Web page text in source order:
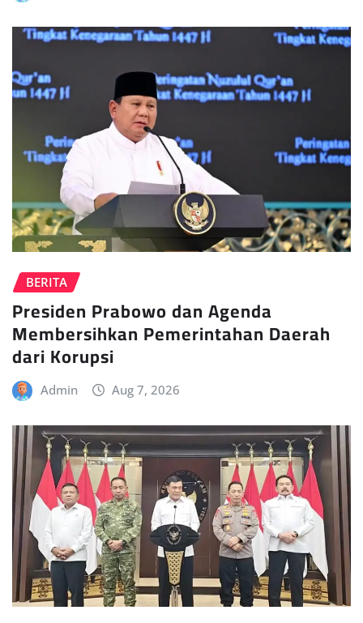
BERITA
Presiden Prabowo dan Agenda
Membersihkan Pemerintahan Daerah
dari Korupsi
Admin Aug 7, 2026